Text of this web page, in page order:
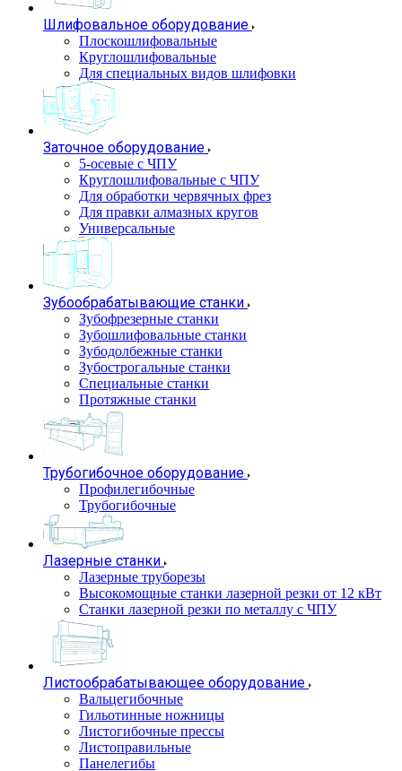
Шлифовальное оборудование
Плоскошлифовальные
Круглошлифовальные
Для специальных видов шлифовки
Заточное оборудование
5-осевые с ЧПУ
Круглошлифовальные с ЧПУ
Для обработки червячных фрез
Для правки алмазных кругов
Универсальные
Зубообрабатывающие станки
Зубофрезерные станки
Зубошлифовальные станки
Зубодолбежные станки
Зубострогальные станки
Специальные станки
Протяжные станки
Трубогибочное оборудование
Профилегибочные
Трубогибочные
Лазерные станки
Лазерные труборезы
Высокомощные станки лазерной резки от 12 кВт
Станки лазерной резки по металлу с ЧПУ
Листообрабатывающее оборудование
Вальцегибочные
Гильотинные ножницы
Листогибочные прессы
Листоправильные
Панелегибы